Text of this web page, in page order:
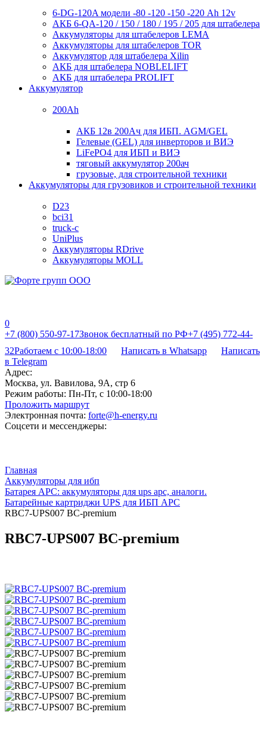
6-DG-120A модели -80 -120 -150 -220 Ah 12v
АКБ 6-QA-120 / 150 / 180 / 195 / 205 для штабелера
Аккумуляторы для штабелеров LEMA
Аккумуляторы для штабелеров TOR
Аккумулятор для штабелера Xilin
АКБ для штабелера NOBLELIFT
АКБ для штабелера PROLIFT
Аккумулятор
200Ah
АКБ 12в 200Ач для ИБП. AGM/GEL
Гелевые (GEL) для инверторов и ВИЭ
LiFePO4 для ИБП и ВИЭ
тяговый аккумулятор 200ач
грузовые, для строительной техники
Аккумуляторы для грузовиков и строительной техники
D23
bci31
truck-c
UniPlus
Аккумуляторы RDrive
Аккумуляторы MOLL
0
+7 (800) 550-97-17Звонок бесплатный по РФ+7 (495) 772-44-
32Работаем с 10:00-18:00 Написать в Whatsapp
Написать
в Telegram
Адрес:
Москва, ул. Вавилова, 9А, стр 6
Режим работы: Пн-Пт, с 10:00-18:00
Проложить маршрут
Электронная почта: forte@h-energy.ru
Соцсети и мессенджеры:
Главная
Аккумуляторы для ибп
Батарея APC: аккумуляторы для ups apc, аналоги.
Батарейные картриджи UPS для ИБП APC
RBC7-UPS007 BC-premium
RBC7-UPS007 BC-premium